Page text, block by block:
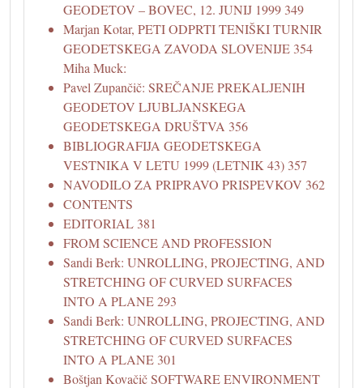
GEODETOV – BOVEC, 12. JUNIJ 1999 349
Marjan Kotar, PETI ODPRTI TENIŠKI TURNIR
GEODETSKEGA ZAVODA SLOVENIJE 354
Miha Muck:
Pavel Zupančič: SREČANJE PREKALJENIH
GEODETOV LJUBLJANSKEGA
GEODETSKEGA DRUŠTVA 356
BIBLIOGRAFIJA GEODETSKEGA
VESTNIKA V LETU 1999 (LETNIK 43) 357
NAVODILO ZA PRIPRAVO PRISPEVKOV 362
CONTENTS
EDITORIAL 381
FROM SCIENCE AND PROFESSION
Sandi Berk: UNROLLING, PROJECTING, AND
STRETCHING OF CURVED SURFACES
INTO A PLANE 293
Sandi Berk: UNROLLING, PROJECTING, AND
STRETCHING OF CURVED SURFACES
INTO A PLANE 301
Boštjan Kovačič SOFTWARE ENVIRONMENT